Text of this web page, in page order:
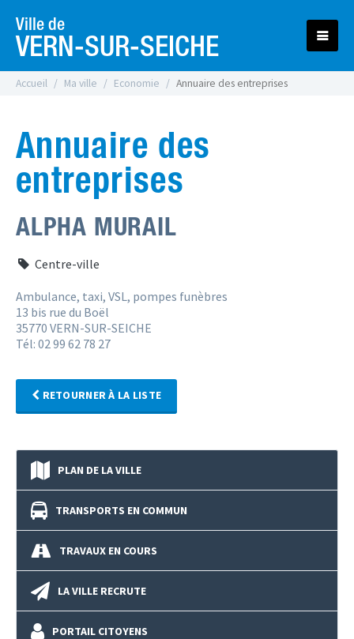
Ville de
VERN-SUR-SEICHE
Accueil Ma ville Economie Annuaire des entreprises
Annuaire des
entreprises
ALPHA MURAIL
Centre-ville
Ambulance, taxi, VSL, pompes funèbres
13 bis rue du Boël
35770 VERN-SUR-SEICHE
Tél: 02 99 62 78 27
RETOURNER À LA LISTE
PLAN DE LA VILLE
TRANSPORTS EN COMMUN
TRAVAUX EN COURS
LA VILLE RECRUTE
PORTAIL CITOYENS